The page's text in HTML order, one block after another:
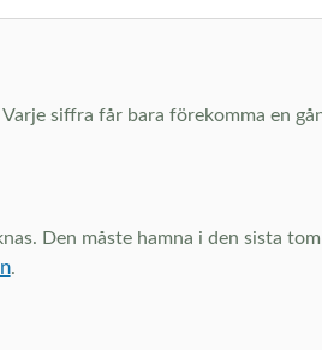
siffra får bara förekomma en
Den måste hamna i den sista
.